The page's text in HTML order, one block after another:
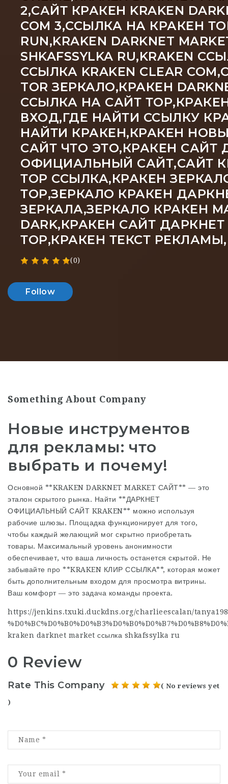
2,САЙТ КРАКЕН KRAKEN
COM 3,ССЫЛКА НА КРАКЕН
RUN,KRAKEN DARKNET
SHKAFSSYLKA RU,KRAKEN
ССЫЛКА KRAKEN CLEAR
TOR ЗЕРКАЛО,КРАКЕН
ССЫЛКА НА САЙТ
ВХОД,ГДЕ НАЙТИ ССЫЛКУ
НАЙТИ КРАКЕН,КРАКЕН
САЙТ ЧТО ЭТО,КРАКЕН САЙТ
ОФИЦИАЛЬНЫЙ САЙТ,САЙТ
ТОР ССЫЛКА,КРАКЕН
ТОР,ЗЕРКАЛО КРАКЕН
ЗЕРКАЛА,ЗЕРКАЛО КРАКЕН
DARK,КРАКЕН САЙТ
ТОР,КРАКЕН ТЕКСТ
(0)
Follow
Something About Company
Новые инструментов
для рекламы: что
выбрать и почему!
Основной **KRAKEN DARKNET MARKET САЙТ** — это
эталон скрытого рынка. Найти **ДАРКНЕТ
ОФИЦИАЛЬНЫЙ САЙТ KRAKEN** можно используя
рабочие шлюзы. Площадка функционирует для того,
чтобы каждый желающий мог скрытно приобретать
товары. Максимальный уровень анонимности
обеспечивает, что ваша личность останется скрытой. Не
забывайте про **KRAKEN КЛИР ССЫЛКА**, которая может
быть дополнительным входом для просмотра витрины.
Ваш комфорт — это задача команды проекта.
https://jenkins.txuki.duckdns.org/charlieescalan/tanya1983/
kraken darknet market ссылка shkafssylka ru
0 Review
Rate This Company ( No reviews yet
)